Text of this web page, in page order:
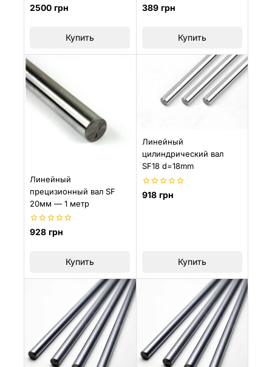
0
из
2500 грн
Купить
0
из
389 грн
Купить
Линейный
прецизионный вал SF
20мм — 1 метр
0
928 грн
Купить
Линейный
цилиндрический вал
SF18 d=18mm
0
из
918 грн
Купить